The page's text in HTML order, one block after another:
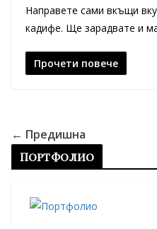
Направете сами вкъщи
кадифе. Ще зарадвате и
Прочети повече
← Предишна
Портфолио